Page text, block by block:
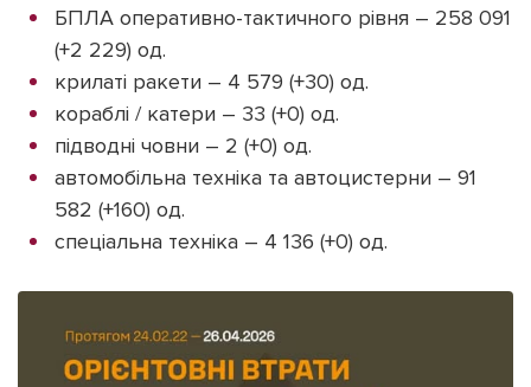
БПЛА оперативно-тактичного рівня – 258 091
(+2 229) од.
крилаті ракети – 4 579 (+30) од.
кораблі / катери – 33 (+0) од.
підводні човни – 2 (+0) од.
автомобільна техніка та автоцистерни – 91
582 (+160) од.
спеціальна техніка – 4 136 (+0) од.